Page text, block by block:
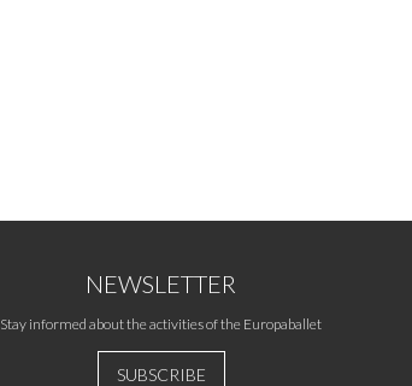
NEWSLETTER
Stay informed about the activities of the Europaballet
SUBSCRIBE